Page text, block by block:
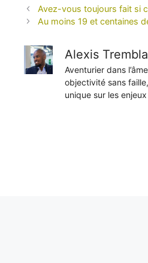
Avez-vous toujours fait si
Au moins 19 et centaines
Alexis
Aventurier dans
objectivité sans
unique sur les